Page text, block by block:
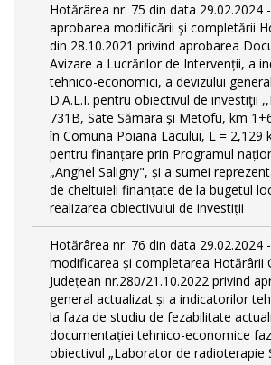
Hotărârea nr. 75 din data 29.02.2024
aprobarea modificării şi completării
din 28.10.2021 privind aprobarea
Avizare a Lucrărilor de Intervenții, a
tehnico-economici, a devizului
D.A.L.I. pentru obiectivul de investiţii
731B, Sate Sămara și Metofu, km
în Comuna Poiana Lacului, L = 2,129
pentru finanțare prin Programul
„Anghel Saligny", și a sumei
de cheltuieli finanțate de la bugetul
realizarea obiectivului de investiții
Hotărârea nr. 76 din data 29.02.2024
modificarea și completarea Hotărârii
Județean nr.280/21.10.2022 privind
general actualizat și a indicatorilor
la faza de studiu de fezabilitate
documentației tehnico-economice
obiectivul „Laborator de radioterapie